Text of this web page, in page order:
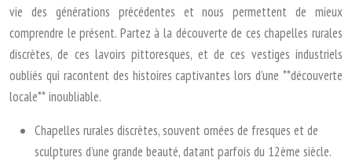
vie des générations précédentes et nous permettent de mieux
comprendre le présent. Partez à la découverte de ces chapelles rurales
discrètes, de ces lavoirs pittoresques, et de ces vestiges industriels
oubliés qui racontent des histoires captivantes lors d’une **découverte
locale** inoubliable.
Chapelles rurales discrètes, souvent ornées de fresques et de
sculptures d’une grande beauté, datant parfois du 12ème siècle.